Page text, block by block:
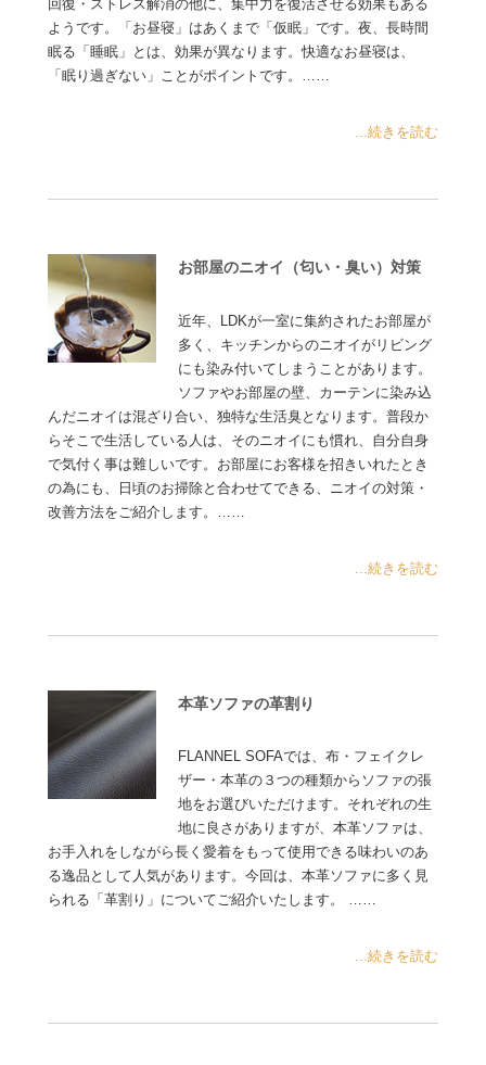
回復・ストレス解消の他に、集中力を復活させる効果もある
ようです。「お昼寝」はあくまで「仮眠」です。夜、長時間
眠る「睡眠」とは、効果が異なります。快適なお昼寝は、
「眠り過ぎない」ことがポイントです。……
...続きを読む
お部屋のニオイ（匂い・臭い）対策
近年、LDKが一室に集約されたお部屋が
多く、キッチンからのニオイがリビング
にも染み付いてしまうことがあります。
ソファやお部屋の壁、カーテンに染み込
んだニオイは混ざり合い、独特な生活臭となります。普段か
らそこで生活している人は、そのニオイにも慣れ、自分自身
で気付く事は難しいです。お部屋にお客様を招きいれたとき
の為にも、日頃のお掃除と合わせてできる、ニオイの対策・
改善方法をご紹介します。……
...続きを読む
本革ソファの革割り
FLANNEL SOFAでは、布・フェイクレ
ザー・本革の３つの種類からソファの張
地をお選びいただけます。それぞれの生
地に良さがありますが、本革ソファは、
お手入れをしながら長く愛着をもって使用できる味わいのあ
る逸品として人気があります。今回は、本革ソファに多く見
られる「革割り」についてご紹介いたします。 ……
...続きを読む